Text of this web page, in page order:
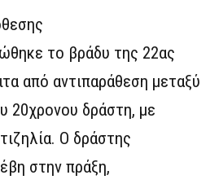
το βράδυ της 22ας
από αντιπαράθεση μεταξύ
20χρονου δράστη, με
Ο δράστης
στην πράξη,